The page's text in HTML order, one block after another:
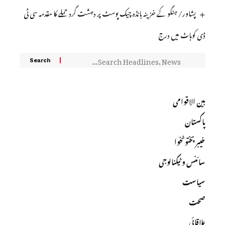
پشاور/ ہنگو کے خزینہ بانڈہ چیک پوسٹ پر دہشت گرد حملے کا مقدمہ سی ٹی
ڈی کوہاٹ میں درج
بین الاقوامی
پاکستان
خیبرپختونخوا
سائنس و ٹیکنالوجی
سیاست
صحت
علاقائی